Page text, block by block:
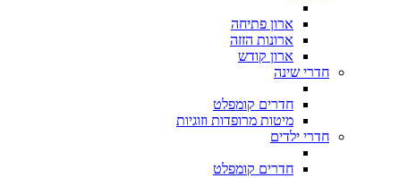
ארון פתיחה
ארונות הזזה
ארון קודש
חדרי שינה
חדרים קומפלט
מיטות מרופדות וזוגיות
חדרי ילדים
חדרים קומפלט